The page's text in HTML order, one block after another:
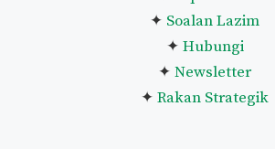
✦ Soalan Lazim
✦ Hubungi
✦ Newsletter
✦ Rakan Strategik